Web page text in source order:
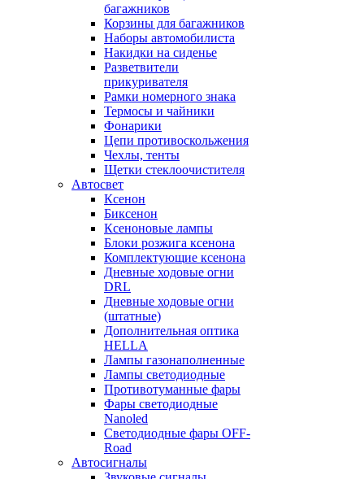
багажников
Корзины для багажников
Наборы автомобилиста
Накидки на сиденье
Разветвители
прикуривателя
Рамки номерного знака
Термосы и чайники
Фонарики
Цепи противоскольжения
Чехлы, тенты
Щетки стеклоочистителя
Автосвет
Ксенон
Биксенон
Ксеноновые лампы
Блоки розжига ксенона
Комплектующие ксенона
Дневные ходовые огни
DRL
Дневные ходовые огни
(штатные)
Дополнительная оптика
HELLA
Лампы газонаполненные
Лампы светодиодные
Противотуманные фары
Фары светодиодные
Nanoled
Светодиодные фары OFF-
Road
Автосигналы